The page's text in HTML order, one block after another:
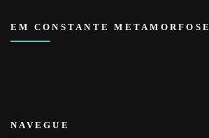
EM CONSTANTE METAMORFOSE
NAVEGUE